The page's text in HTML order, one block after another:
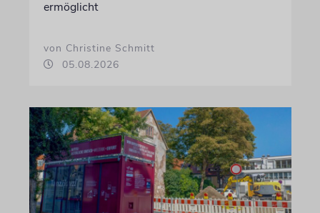
ermöglicht
von Christine Schmitt
05.08.2026